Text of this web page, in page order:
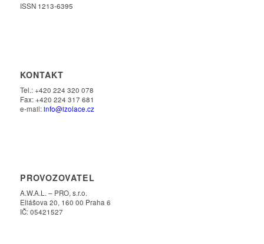
ISSN 1213-6395
KONTAKT
Tel.: +420 224 320 078
Fax: +420 224 317 681
e-mail:info@izolace.cz
PROVOZOVATEL
A.W.A.L. – PRO, s.r.o.
Eliášova 20, 160 00 Praha 6
IČ: 05421527